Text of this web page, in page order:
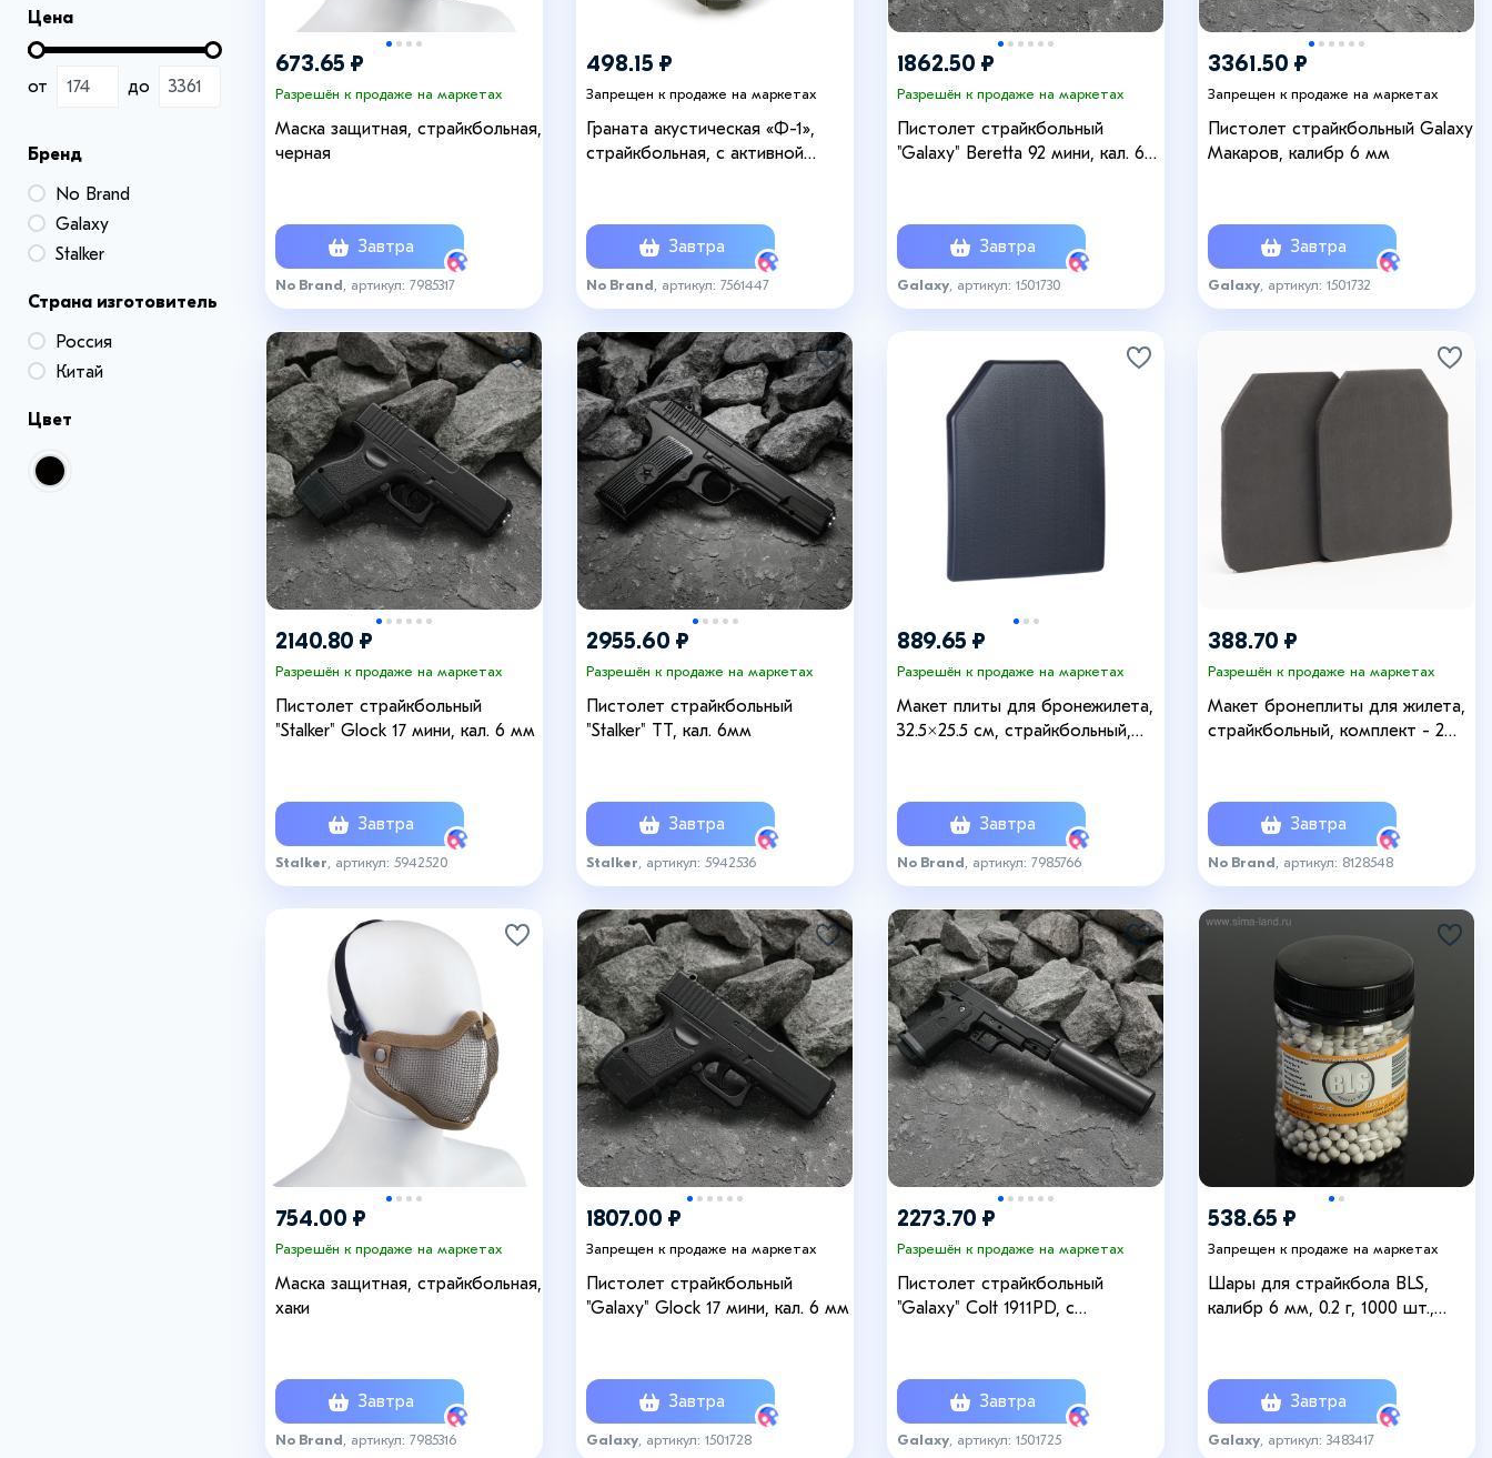
Цена
от до
Бренд
No Brand
Galaxy
Stalker
Страна изготовитель
Россия
Китай
Цвет
673.65 ₽
Разрешён к продаже на маркетах
Маска защитная, страйкбольная,
черная
Завтра
No Brand , артикул: 7985317
498.15 ₽
Запрещен к продаже на маркетах
Граната акустическая «Ф-1»,
страйкбольная, с активной
Завтра
No Brand , артикул: 7561447
1862.50 ₽
Разрешён к продаже на маркетах
Пистолет страйкбольный
"Galaxy" Beretta 92 мини, кал. 6
Завтра
Galaxy , артикул: 1501730
3361.50 ₽
Запрещен к продаже на маркетах
Пистолет страйкбольный Galaxy
Макаров, калибр 6 мм
Завтра
Galaxy , артикул: 1501732
2140.80 ₽
Разрешён к продаже на маркетах
Пистолет страйкбольный
"Stalker" Glock 17 мини, кал. 6 мм
Завтра
Stalker , артикул: 5942520
2955.60 ₽
Разрешён к продаже на маркетах
Пистолет страйкбольный
"Stalker" ТТ, кал. 6мм
Завтра
Stalker , артикул: 5942536
889.65 ₽
Разрешён к продаже на маркетах
Макет плиты для бронежилета,
32.5×25.5 см, страйкбольный,
Завтра
No Brand , артикул: 7985766
388.70 ₽
Разрешён к продаже на маркетах
Макет бронеплиты для жилета,
страйкбольный, комплект - 2
Завтра
No Brand , артикул: 8128548
754.00 ₽
Разрешён к продаже на маркетах
Маска защитная, страйкбольная,
хаки
Завтра
No Brand , артикул: 7985316
1807.00 ₽
Запрещен к продаже на маркетах
Пистолет страйкбольный
"Galaxy" Glock 17 мини, кал. 6 мм
Завтра
Galaxy , артикул: 1501728
2273.70 ₽
Разрешён к продаже на маркетах
Пистолет страйкбольный
"Galaxy" Colt 1911PD, с
Завтра
Galaxy , артикул: 1501725
538.65 ₽
Запрещен к продаже на маркетах
Шары для страйкбола BLS,
калибр 6 мм, 0.2 г, 1000 шт.,
Завтра
Galaxy , артикул: 3483417